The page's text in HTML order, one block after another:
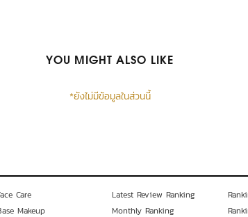
YOU MIGHT ALSO LIKE
*ยังไม่มีข้อมูลในส่วนนี้
Care
Makeup
Latest Review Ranking
Monthly Ranking